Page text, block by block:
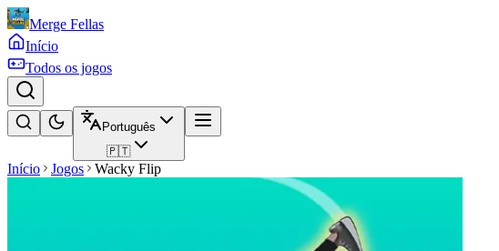
Merge Fellas
Início
Todos os jogos
Português
🇵🇹
Início Jogos Wacky Flip